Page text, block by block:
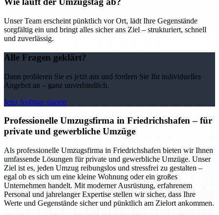
Unser Team erscheint pünktlich vor Ort, lädt Ihre Gegenstände
sorgfältig ein und bringt alles sicher ans Ziel – strukturiert, schnell
und zuverlässig.
Alle Fragen geklärt?
Dann probieren Sie es jetzt aus und fordern Sie Ihr individuelles
Angebot an – ganz unverbindlich.
Jetzt Anfrage starten
Professionelle Umzugsfirma in Friedrichshafen – für
private und gewerbliche Umzüge
Als professionelle Umzugsfirma in Friedrichshafen bieten wir Ihnen
umfassende Lösungen für private und gewerbliche Umzüge. Unser
Ziel ist es, jeden Umzug reibungslos und stressfrei zu gestalten –
egal ob es sich um eine kleine Wohnung oder ein großes
Unternehmen handelt. Mit moderner Ausrüstung, erfahrenem
Personal und jahrelanger Expertise stellen wir sicher, dass Ihre
Werte und Gegenstände sicher und pünktlich am Zielort ankommen.